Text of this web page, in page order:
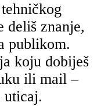
deliš znanje,
publikom.
koju dobiješ
ili mail –
uticaj.